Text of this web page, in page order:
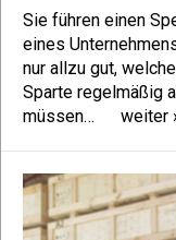
Sie führen einen
eines
nur allzu gut,
Sparte regelmäßig
müssen…
weiter ›